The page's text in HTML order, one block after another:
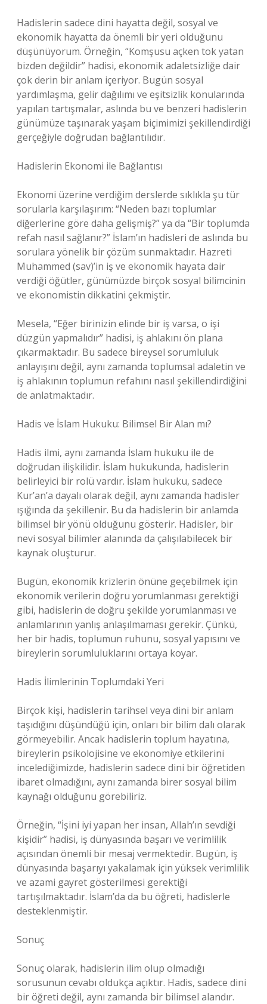
Hadislerin sadece dini hayatta değil, sosyal ve
ekonomik hayatta da önemli bir yeri olduğunu
düşünüyorum. Örneğin, “Komşusu açken tok yatan
bizden değildir” hadisi, ekonomik adaletsizliğe dair
çok derin bir anlam içeriyor. Bugün sosyal
yardımlaşma, gelir dağılımı ve eşitsizlik konularında
yapılan tartışmalar, aslında bu ve benzeri hadislerin
günümüze taşınarak yaşam biçimimizi şekillendirdiği
gerçeğiyle doğrudan bağlantılıdır.
Hadislerin Ekonomi ile Bağlantısı
Ekonomi üzerine verdiğim derslerde sıklıkla şu tür
sorularla karşılaşırım: “Neden bazı toplumlar
diğerlerine göre daha gelişmiş?” ya da “Bir toplumda
refah nasıl sağlanır?” İslam’ın hadisleri de aslında bu
sorulara yönelik bir çözüm sunmaktadır. Hazreti
Muhammed (sav)’in iş ve ekonomik hayata dair
verdiği öğütler, günümüzde birçok sosyal bilimcinin
ve ekonomistin dikkatini çekmiştir.
Mesela, “Eğer birinizin elinde bir iş varsa, o işi
düzgün yapmalıdır” hadisi, iş ahlakını ön plana
çıkarmaktadır. Bu sadece bireysel sorumluluk
anlayışını değil, aynı zamanda toplumsal adaletin ve
iş ahlakının toplumun refahını nasıl şekillendirdiğini
de anlatmaktadır.
Hadis ve İslam Hukuku: Bilimsel Bir Alan mı?
Hadis ilmi, aynı zamanda İslam hukuku ile de
doğrudan ilişkilidir. İslam hukukunda, hadislerin
belirleyici bir rolü vardır. İslam hukuku, sadece
Kur’an’a dayalı olarak değil, aynı zamanda hadisler
ışığında da şekillenir. Bu da hadislerin bir anlamda
bilimsel bir yönü olduğunu gösterir. Hadisler, bir
nevi sosyal bilimler alanında da çalışılabilecek bir
kaynak oluşturur.
Bugün, ekonomik krizlerin önüne geçebilmek için
ekonomik verilerin doğru yorumlanması gerektiği
gibi, hadislerin de doğru şekilde yorumlanması ve
anlamlarının yanlış anlaşılmaması gerekir. Çünkü,
her bir hadis, toplumun ruhunu, sosyal yapısını ve
bireylerin sorumluluklarını ortaya koyar.
Hadis İlimlerinin Toplumdaki Yeri
Birçok kişi, hadislerin tarihsel veya dini bir anlam
taşıdığını düşündüğü için, onları bir bilim dalı olarak
görmeyebilir. Ancak hadislerin toplum hayatına,
bireylerin psikolojisine ve ekonomiye etkilerini
incelediğimizde, hadislerin sadece dini bir öğretiden
ibaret olmadığını, aynı zamanda birer sosyal bilim
kaynağı olduğunu görebiliriz.
Örneğin, “İşini iyi yapan her insan, Allah’ın sevdiği
kişidir” hadisi, iş dünyasında başarı ve verimlilik
açısından önemli bir mesaj vermektedir. Bugün, iş
dünyasında başarıyı yakalamak için yüksek verimlilik
ve azami gayret gösterilmesi gerektiği
tartışılmaktadır. İslam’da da bu öğreti, hadislerle
desteklenmiştir.
Sonuç
Sonuç olarak, hadislerin ilim olup olmadığı
sorusunun cevabı oldukça açıktır. Hadis, sadece dini
bir öğreti değil, aynı zamanda bir bilimsel alandır.